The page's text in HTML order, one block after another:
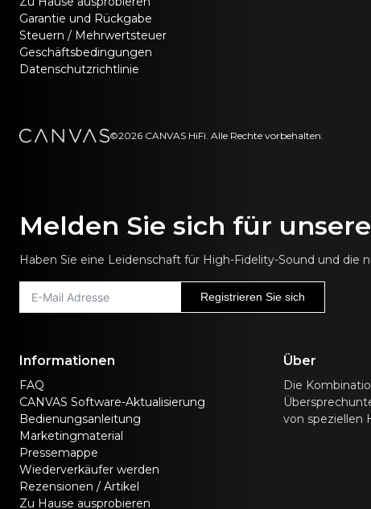
Garantie und Rückgabe
Steuern / Mehrwertsteuer
Geschäftsbedingungen
Datenschutzrichtlinie
©2026 CANVAS HiFi. Alle Rechte vorbehalten.
Melden Sie sich für
Haben Sie eine Leidenschaft für High-Fidelity-Sound und die
Registrieren Sie sich
Informationen
FAQ
CANVAS Software-Aktualisierung
Bedienungsanleitung
Marketingmaterial
Pressemappe
Wiederverkäufer werden
Rezensionen / Artikel
Zu Hause ausprobieren
Über
Die
von speziellen